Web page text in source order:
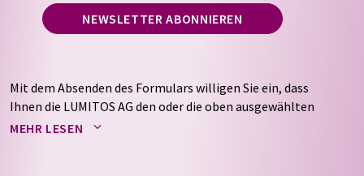
NEWSLETTER ABONNIEREN
Mit dem Absenden des Formulars willigen Sie ein, dass
Ihnen die LUMITOS AG den oder die oben ausgewählten
Newsletter per E-Mail zusendet. Ihre Daten werden
MEHR LESEN